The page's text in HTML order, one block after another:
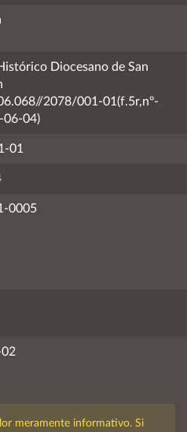
Diocesano de San
2078/001-01(f.5r,nº-
06-04)
01
0005
meramente informativo. Si